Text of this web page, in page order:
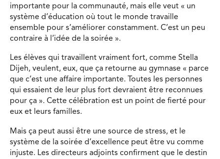
importante pour la communauté, mais elle veut « un
système d’éducation où tout le monde travaille
ensemble pour s’améliorer constamment. C’est un peu
contraire à l’idée de la soirée ».
Les élèves qui travaillent vraiment fort, comme Stella
Dijeh, veulent, eux, que ça retourne au gymnase « parce
que c’est une affaire importante. Toutes les personnes
qui essaient de leur plus fort devraient être reconnues
pour ça ». Cette célébration est un point de fierté pour
eux et leurs familles.
Mais ça peut aussi être une source de stress, et le
système de la soirée d’excellence peut être vu comme
injuste. Les directeurs adjoints confirment que le destin